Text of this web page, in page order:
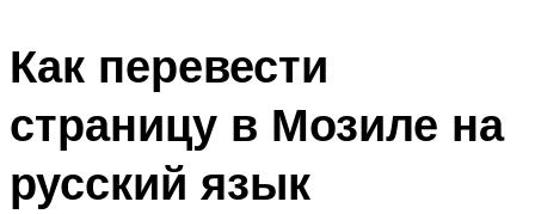
Как перевести
страницу в Мозиле на
русский язык